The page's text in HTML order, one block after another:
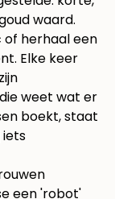
waard.
of herhaal een
Elke keer
weet wat er
boekt, staat
iets
een 'robot'